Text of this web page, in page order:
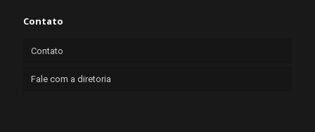
Contato
Contato
Fale com a diretoria